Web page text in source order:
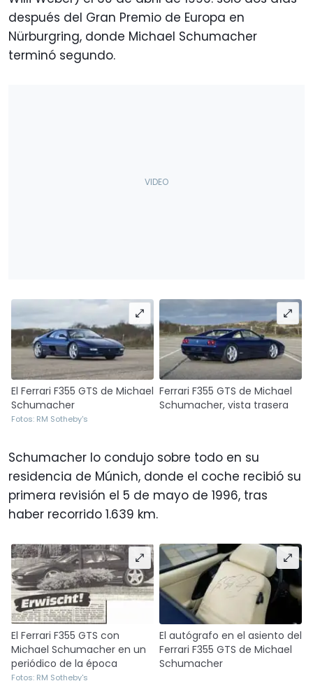
después del Gran Premio de Europa en
Nürburgring, donde Michael Schumacher
terminó segundo.
El Ferrari F355 GTS de Michael
Schumacher
Fotos: RM Sotheby's
Ferrari F355 GTS de Michael
Schumacher, vista trasera
Schumacher lo condujo sobre todo en su
residencia de Múnich, donde el coche recibió su
primera revisión el 5 de mayo de 1996, tras
haber recorrido 1.639 km.
El Ferrari F355 GTS con
Michael Schumacher en un
periódico de la época
Fotos: RM Sotheby's
El autógrafo en el asiento del
Ferrari F355 GTS de Michael
Schumacher